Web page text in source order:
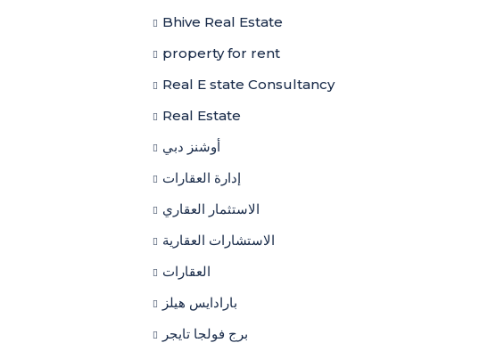
Bhive Real Estate
property for rent
Real E state Consultancy
Real Estate
أوشنز دبي
إدارة العقارات
الاستثمار العقاري
الاستشارات العقارية
العقارات
بارادايس هيلز
برج فولجا تايجر